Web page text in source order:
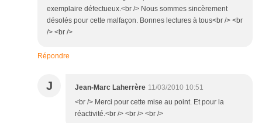
exemplaire défectueux.<br /> Nous sommes sincèrement
désolés pour cette malfaçon. Bonnes lectures à tous<br /> <br
/> <br />
Répondre
J Jean-Marc Laherrère 11/03/2010 10:51
<br /> Merci pour cette mise au point. Et pour la
réactivité.<br /> <br /> <br />